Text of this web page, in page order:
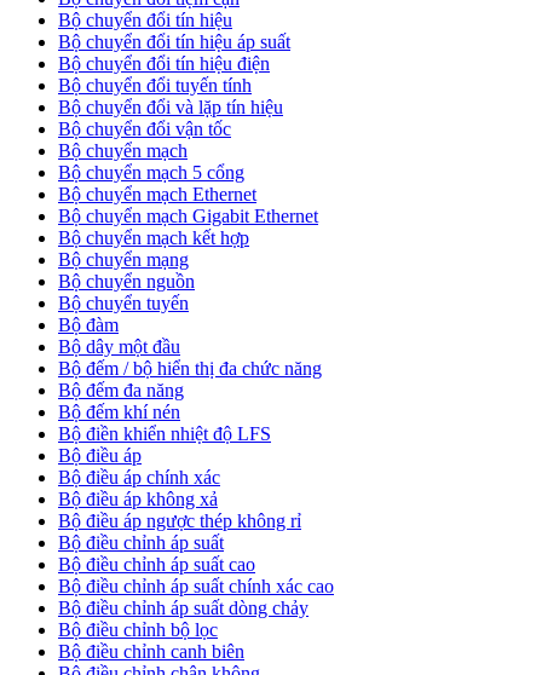
Bộ chuyển đổi tín hiệu
Bộ chuyển đổi tín hiệu áp suất
Bộ chuyển đổi tín hiệu điện
Bộ chuyển đổi tuyến tính
Bộ chuyển đổi và lặp tín hiệu
Bộ chuyển đổi vận tốc
Bộ chuyển mạch
Bộ chuyển mạch 5 cổng
Bộ chuyển mạch Ethernet
Bộ chuyển mạch Gigabit Ethernet
Bộ chuyển mạch kết hợp
Bộ chuyển mạng
Bộ chuyển nguồn
Bộ chuyển tuyến
Bộ đàm
Bộ dây một đầu
Bộ đếm / bộ hiển thị đa chức năng
Bộ đếm đa năng
Bộ đếm khí nén
Bộ điền khiển nhiệt độ LFS
Bộ điều áp
Bộ điều áp chính xác
Bộ điều áp không xả
Bộ điều áp ngược thép không rỉ
Bộ điều chỉnh áp suất
Bộ điều chỉnh áp suất cao
Bộ điều chỉnh áp suất chính xác cao
Bộ điều chỉnh áp suất dòng chảy
Bộ điều chỉnh bộ lọc
Bộ điều chỉnh canh biên